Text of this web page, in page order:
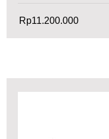
Rp11.200.000